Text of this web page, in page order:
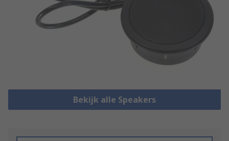
Bekijk alle Speakers